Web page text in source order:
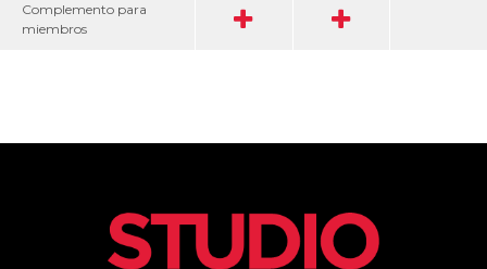
Complemento para
miembros